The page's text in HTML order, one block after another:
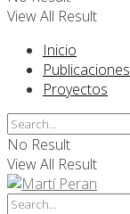
View All Result
Inicio
Publicaciones
Proyectos
No Result
View All Result